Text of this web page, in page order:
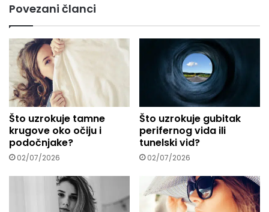
a
e
s
u
.
.
.
Povezani članci
Što uzrokuje tamne
krugove oko očiju i
podočnjake?
02/07/2026
Što uzrokuje gubitak
perifernog vida ili
tunelski vid?
02/07/2026